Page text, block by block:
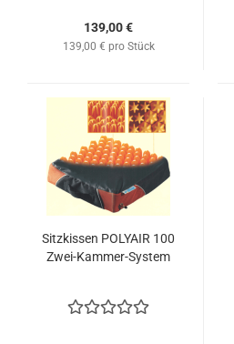
139,00 €
139,00 € pro Stück
Sitzkissen POLYAIR 100
Zwei-Kammer-System